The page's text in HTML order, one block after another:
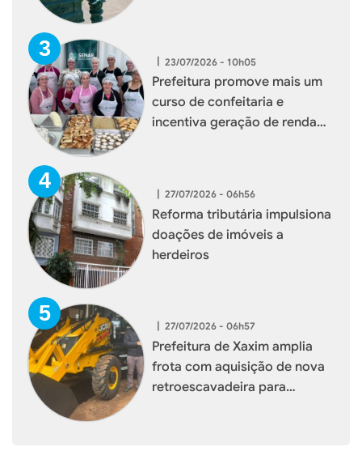
| 23/07/2026 - 10h05
Prefeitura promove mais um
curso de confeitaria e
incentiva geração de renda
| 27/07/2026 - 06h56
Reforma tributária impulsiona
doações de imóveis a
herdeiros
| 27/07/2026 - 06h57
Prefeitura de Xaxim amplia
frota com aquisição de nova
retroescavadeira para